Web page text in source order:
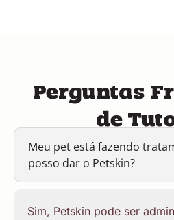
Perguntas
de
Meu pet está fazendo
posso dar o Petskin?
Sim, Petskin pode ser